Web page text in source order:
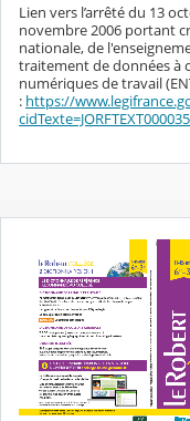
Lien vers l’arrêté du 13
novembre 2006 portant
nationale, de
traitement de données à
numériques de travail
: https://